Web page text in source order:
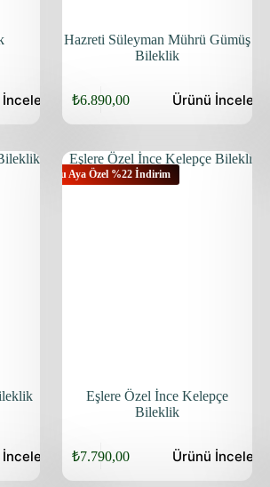
İncele
Hazreti Süleyman Mührü Gümüş
Bileklik
Orijinal
fiyat:
₺6.890,00
Şu
andaki
₺6.890,00.
Ürünü İncele
İncele
Bu Aya Özel %22 İndirim
Eşlere Özel İnce Kelepçe
Bileklik
Orijinal
fiyat:
₺7.790,00
Şu
andaki
Ürünü İncele